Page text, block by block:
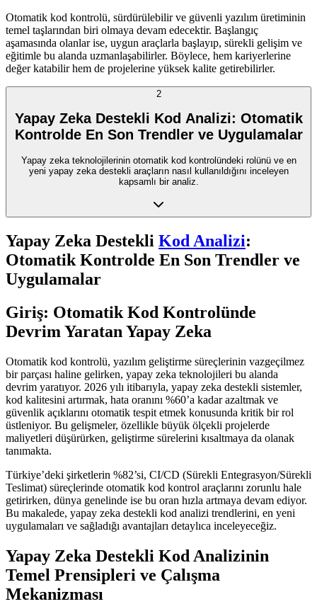
Otomatik kod kontrolü, sürdürülebilir ve güvenli yazılım üretiminin
temel taşlarından biri olmaya devam edecektir. Başlangıç
aşamasında olanlar ise, uygun araçlarla başlayıp, sürekli gelişim ve
eğitimle bu alanda uzmanlaşabilirler. Böylece, hem kariyerlerine
değer katabilir hem de projelerine yüksek kalite getirebilirler.
2
Yapay Zeka Destekli Kod Analizi: Otomatik
Kontrolde En Son Trendler ve Uygulamalar
Yapay zeka teknolojilerinin otomatik kod kontrolündeki rolünü ve en
yeni yapay zeka destekli araçların nasıl kullanıldığını inceleyen
kapsamlı bir analiz.
Yapay Zeka Destekli Kod Analizi:
Otomatik Kontrolde En Son Trendler ve
Uygulamalar
Giriş: Otomatik Kod Kontrolünde
Devrim Yaratan Yapay Zeka
Otomatik kod kontrolü, yazılım geliştirme süreçlerinin vazgeçilmez
bir parçası haline gelirken, yapay zeka teknolojileri bu alanda
devrim yaratıyor. 2026 yılı itibarıyla, yapay zeka destekli sistemler,
kod kalitesini artırmak, hata oranını %60’a kadar azaltmak ve
güvenlik açıklarını otomatik tespit etmek konusunda kritik bir rol
üstleniyor. Bu gelişmeler, özellikle büyük ölçekli projelerde
maliyetleri düşürürken, geliştirme sürelerini kısaltmaya da olanak
tanımakta.
Türkiye’deki şirketlerin %82’si, CI/CD (Sürekli Entegrasyon/Sürekli
Teslimat) süreçlerinde otomatik kod kontrol araçlarını zorunlu hale
getirirken, dünya genelinde ise bu oran hızla artmaya devam ediyor.
Bu makalede, yapay zeka destekli kod analizi trendlerini, en yeni
uygulamaları ve sağladığı avantajları detaylıca inceleyeceğiz.
Yapay Zeka Destekli Kod Analizinin
Temel Prensipleri ve Çalışma
Mekanizması